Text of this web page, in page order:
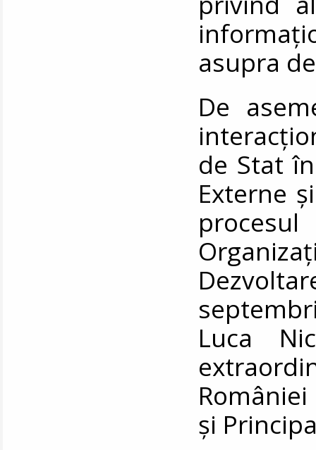
asupra
De
de Stat
Externe
Luca
și